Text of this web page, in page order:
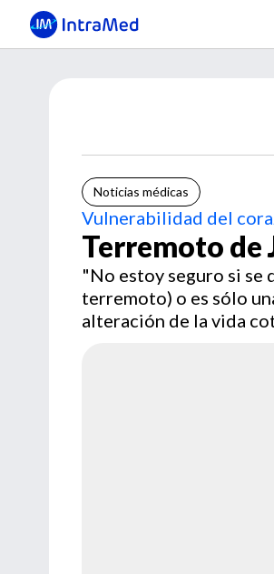
Noticias médicas
Vulnerabilidad del
Terremoto de
"No estoy seguro si se
terremoto) o es sólo
alteración de la vida